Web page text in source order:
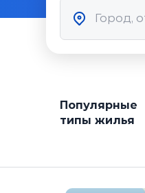
Популярные
типы жилья